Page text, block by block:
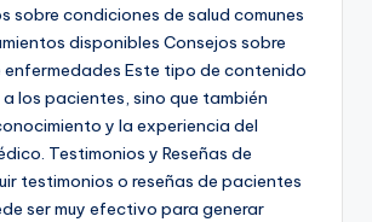
sobre condiciones de salud comunes
disponibles Consejos sobre
enfermedades Este tipo de contenido
los pacientes, sino que también
y la experiencia del
Testimonios y Reseñas de
testimonios o reseñas de pacientes
ser muy efectivo para generar